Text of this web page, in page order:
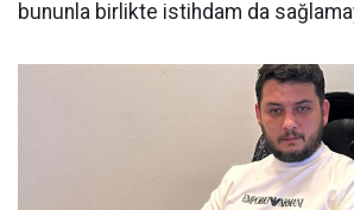
bununla birlikte istihdam da